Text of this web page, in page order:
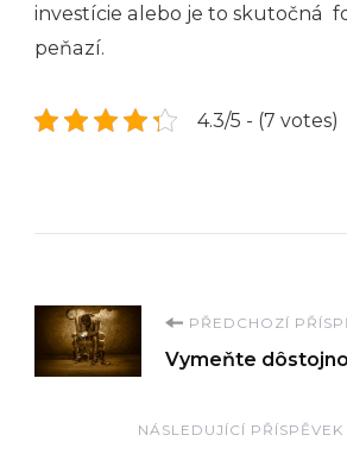
investície alebo je to skutočná
peňazí.
4.3/5 - (7 votes)
Navigace
příspěvku
PŘEDCHOZÍ
Vymeňte
NÁSLEDUJÍCÍ PŘÍSPĚVEK